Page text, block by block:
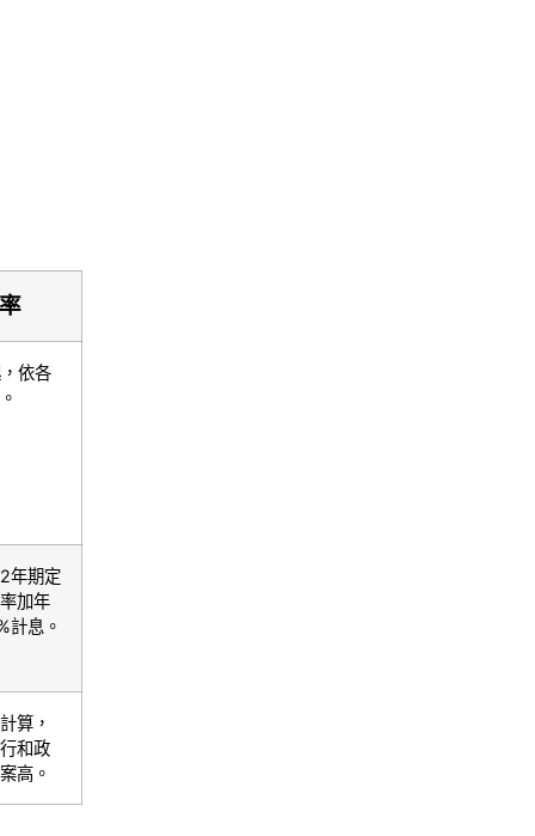
依各
年期定
加年
計息。
算，
和政
高。